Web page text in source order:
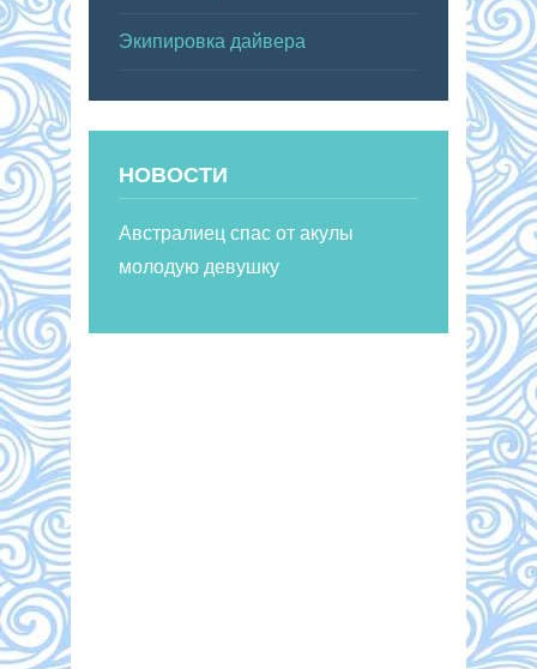
Экипировка дайвера
НОВОСТИ
Австралиец спас от акулы
молодую девушку